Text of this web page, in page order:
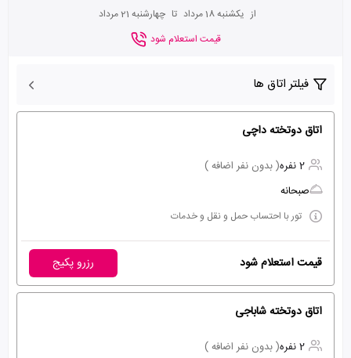
از یکشنبه 18 مرداد تا چهارشنبه 21 مرداد
قیمت استعلام شود
فیلتر اتاق ها
اتاق دوتخته داچی
2 نفره
( بدون نفر اضافه )
صبحانه
تور با احتساب حمل و نقل و خدمات
قیمت استعلام شود رزرو پکیج
اتاق دوتخته شاباجی
2 نفره
( بدون نفر اضافه )